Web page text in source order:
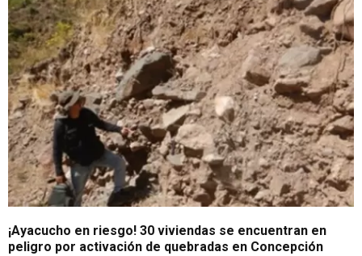
¡Ayacucho en riesgo! 30 viviendas se encuentran en
peligro por activación de quebradas en Concepción